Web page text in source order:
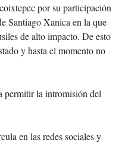
por su participación
Santiago Xanica en la que
de alto impacto. De esto
y hasta el momento no
permitir la intromisión del
en las redes sociales y